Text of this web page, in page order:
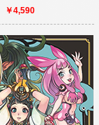
￥4,590